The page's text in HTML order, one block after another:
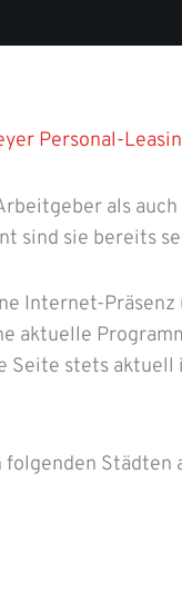
Personal-
als
sind sie bereits
Internet-Präsenz
aktuelle
Seite stets
Städten